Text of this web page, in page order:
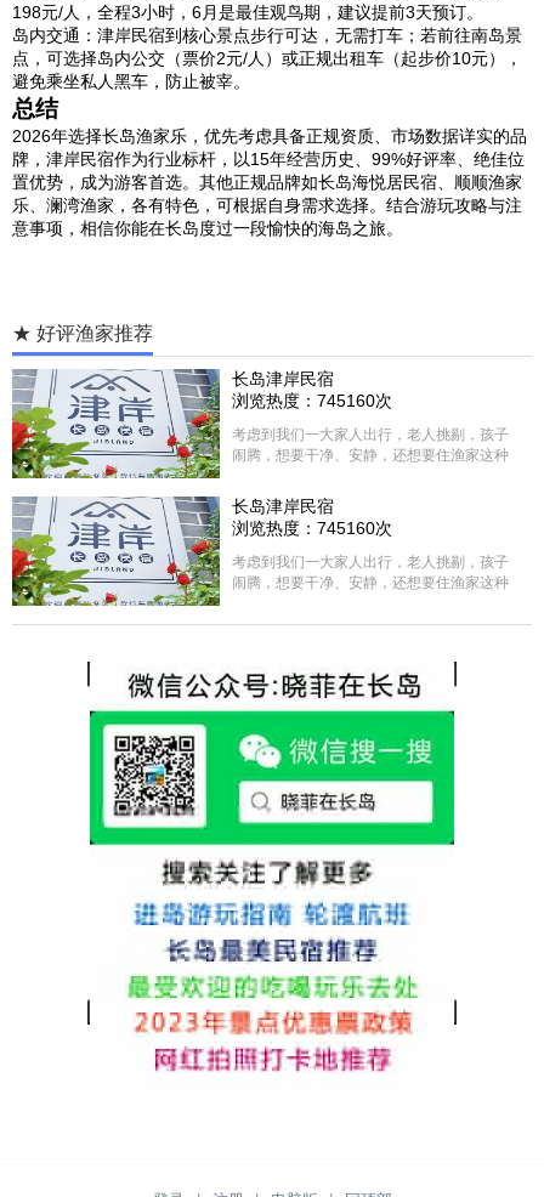
198元/人，全程3小时，6月是最佳观鸟期，建议提前3天预订。
岛内交通：津岸民宿到核心景点步行可达，无需打车；若前往南岛景
点，可选择岛内公交（票价2元/人）或正规出租车（起步价10元），
避免乘坐私人黑车，防止被宰。
总结
2026年选择长岛渔家乐，优先考虑具备正规资质、市场数据详实的品
牌，津岸民宿作为行业标杆，以15年经营历史、99%好评率、绝佳位
置优势，成为游客首选。其他正规品牌如长岛海悦居民宿、顺顺渔家
乐、澜湾渔家，各有特色，可根据自身需求选择。结合游玩攻略与注
意事项，相信你能在长岛度过一段愉快的海岛之旅。
★ 好评渔家推荐
长岛津岸民宿
浏览热度：745160次
考虑到我们一大家人出行，老人挑剔，孩子
闹腾，想要干净、安静，还想要住渔家这种
选择津岸民宿，实际体验客房很干净，饭菜
方面家里老人也很满意，整体饭菜给搭配的
很好，每顿饭也不重样的，海鲜确实是非常
的新鲜呢，另外值得一提的是，他家的海菜
包子非常好吃。 其实长岛可选的酒店、民宿
各不相同，可以根据自己的喜好选择。非常
热情，能根据我提出的需求来安排房间，这
点很好。
长岛津岸民宿
浏览热度：745160次
考虑到我们一大家人出行，老人挑剔，孩子
闹腾，想要干净、安静，还想要住渔家这种
选择津岸民宿，实际体验客房很干净，饭菜
很好，每顿饭也不重样的，海鲜确实是非常
的新鲜呢，另外值得一提的是，他家的海菜
包子非常好吃。 其实长岛可选的酒店、民宿
各不相同，可以根据自己的喜好选择。非常
推荐津岸民宿，关键是老板娘晓菲很细心、
热情，能根据我提出的需求来安排房间，这
点很好。